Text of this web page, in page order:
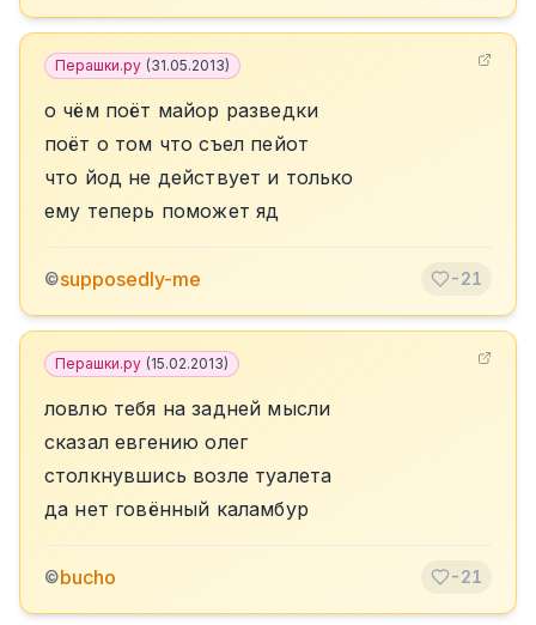
Перашки.ру (31.05.2013)
о чём поёт майор разведки
поёт о том что съел пейот
что йод не действует и только
ему теперь поможет яд
©supposedly-me -21
Перашки.ру (15.02.2013)
ловлю тебя на задней мысли
сказал евгению олег
столкнувшись возле туалета
да нет говённый каламбур
©bucho -21